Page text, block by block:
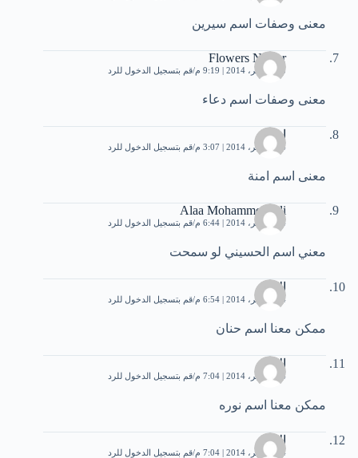
معنى وصفات اسم سيرين
Flowers Nectar
13 نوفمبر، 2014 | 9:19 م قم بتسجيل الدخول للرد
معنى وصفات اسم دعاء
امنة
14 نوفمبر، 2014 | 3:07 م قم بتسجيل الدخول للرد
معنى اسم امنة
Alaa Mohammed Ali
14 نوفمبر، 2014 | 6:44 م قم بتسجيل الدخول للرد
معني اسم الحسيني لو سمحت
الاء
14 نوفمبر، 2014 | 6:54 م قم بتسجيل الدخول للرد
ممكن معنا اسم حنان
الاء
14 نوفمبر، 2014 | 7:04 م قم بتسجيل الدخول للرد
ممكن معنا اسم نوره
الاء
14 نوفمبر، 2014 | 7:04 م قم بتسجيل الدخول للرد